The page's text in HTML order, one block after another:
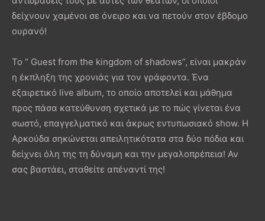
δείχνουν χαμένοι σε όνειρο και να πετούν στον έβδομο
ουρανό!
Το “ Guest from the kingdom of shadows”, είναι μακράν
η έκπληξη της χρονιάς για τον γράφοντα. Ένα
εξαιρετικό live album, το οποίο αποτελεί και μάθημα
προς πάσα κατεύθυνση σχετικά με το πώς γίνεται ένα
σωστό, επαγγελματικό και άκρως εντυπωσιακό show. H
Αρκούδα σηκώνεται απειλητικότατα στα δύο πόδια και
δείχνει όλη της τη δύναμη και την μεγαλοπρέπεια! Αν
σας βαστάει, σταθείτε απέναντί της!